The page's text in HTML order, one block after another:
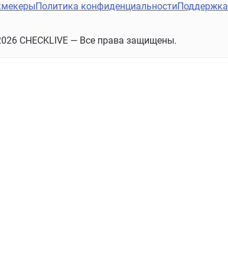
Политика конфиденциальностиПоддержка
CHECKLIVE — Все права защищены.